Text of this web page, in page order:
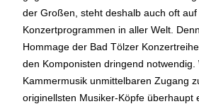
der Großen, steht deshalb auch oft auf
Konzertprogrammen in aller Welt.
Hommage der Bad Tölzer
den Komponisten dringend notwendig.
Kammermusik unmittelbaren Zugang
originellsten Musiker-Köpfe überhaupt